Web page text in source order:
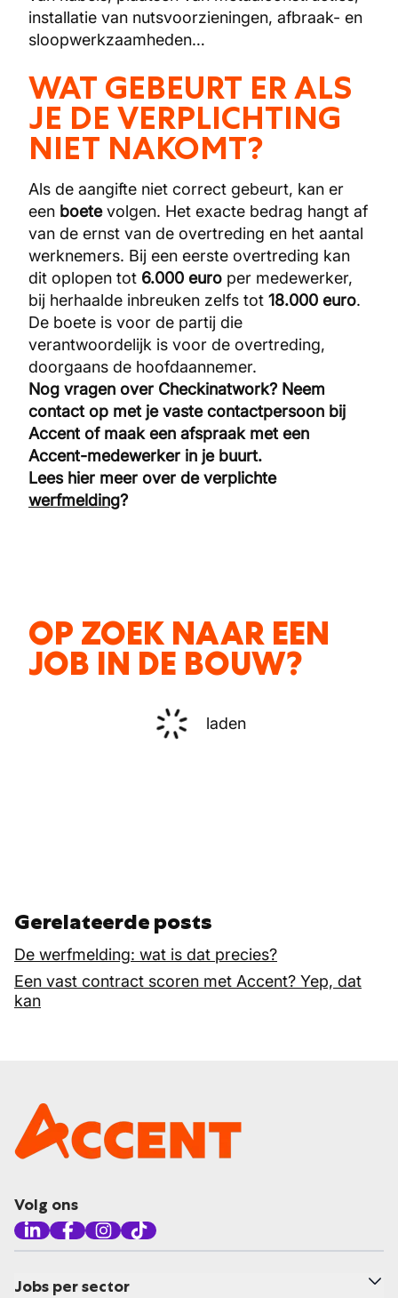
installatie van nutsvoorzieningen, afbraak- en
sloopwerkzaamheden…
WAT GEBEURT ER ALS
JE DE VERPLICHTING
NIET NAKOMT?
Als de aangifte niet correct gebeurt, kan er
een boetevolgen. Het exacte bedrag hangt af
van de ernst van de overtreding en het aantal
werknemers. Bij een eerste overtreding kan
dit oplopen tot 6.000 euro per medewerker,
bij herhaalde inbreuken zelfs tot 18.000 euro.
De boete is voor de partij die
verantwoordelijk is voor de overtreding,
doorgaans de hoofdaannemer.
Nog vragen over Checkinatwork? Neem
contact op met je vaste contactpersoon bij
Accent of maak een afspraak met een
Accent-medewerker in je buurt.
Lees hier meer over de verplichte
werfmelding?
OP ZOEK NAAR EEN
JOB IN DE BOUW?
laden
Gerelateerde posts
De werfmelding: wat is dat precies?
Een vast contract scoren met Accent? Yep, dat
kan
Volg ons
Jobs per sector